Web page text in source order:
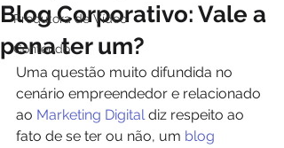
Produtora de Vídeo
Conteúdo
Blog Corporativo: Vale a
pena ter um?
Uma questão muito difundida no
cenário empreendedor e relacionado
ao Marketing Digital diz respeito ao
fato de se ter ou não, um blog